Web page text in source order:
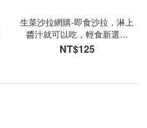
生菜沙拉網購-即食沙拉，淋上
醬汁就可以吃，輕食新選擇
30g/盒
NT$125